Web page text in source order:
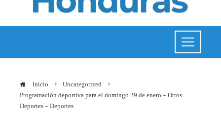
Inicio
Uncategorized
Programación deportiva para el domingo 29 de enero – Otros
Deportes – Deportes